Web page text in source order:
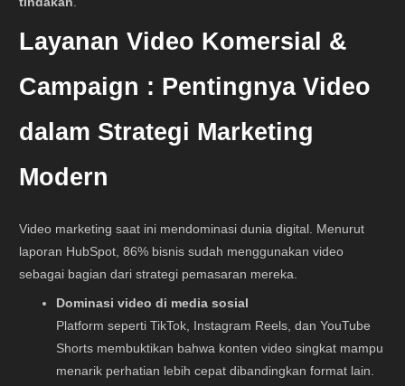
Layanan Video Komersial &
Campaign : Pentingnya Video
dalam Strategi Marketing
Modern
Video marketing saat ini mendominasi dunia digital. Menurut
laporan HubSpot, 86% bisnis sudah menggunakan video
sebagai bagian dari strategi pemasaran mereka.
Dominasi video di media sosial
Platform seperti TikTok, Instagram Reels, dan YouTube
Shorts membuktikan bahwa konten video singkat mampu
menarik perhatian lebih cepat dibandingkan format lain.